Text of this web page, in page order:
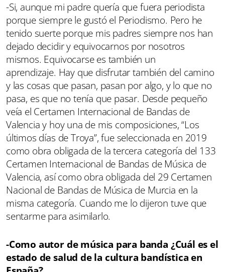
-Si, aunque mi padre quería que fuera periodista
porque siempre le gustó el Periodismo. Pero he
tenido suerte porque mis padres siempre nos han
dejado decidir y equivocarnos por nosotros
mismos. Equivocarse es también un
aprendizaje. Hay que disfrutar también del camino
y las cosas que pasan, pasan por algo, y lo que no
pasa, es que no tenía que pasar. Desde pequeño
veía el Certamen Internacional de Bandas de
Valencia y hoy una de mis composiciones, “Los
últimos días de Troya”, fue seleccionada en 2019
como obra obligada de la tercera categoría del 133
Certamen Internacional de Bandas de Música de
Valencia, así como obra obligada del 29 Certamen
Nacional de Bandas de Música de Murcia en la
misma categoría. Cuando me lo dijeron tuve que
sentarme para asimilarlo.
-Como autor de música para banda ¿Cuál es el
estado de salud de la cultura bandística en